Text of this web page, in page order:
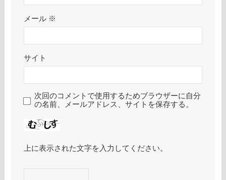
メール ※
サイト
次回のコメントで使用するためブラウザーに自分
の名前、メールアドレス、サイトを保存する。
上に表示された文字を入力してください。